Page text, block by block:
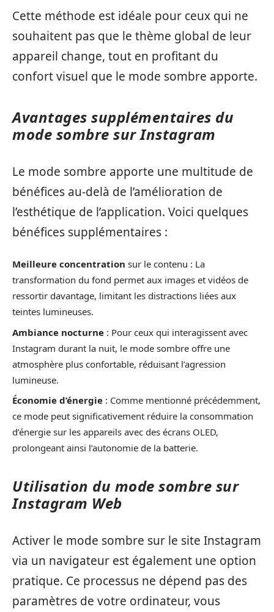
Cette méthode est idéale pour ceux qui ne
souhaitent pas que le thème global de leur
appareil change, tout en profitant du
confort visuel que le mode sombre apporte.
Avantages supplémentaires du
mode sombre sur Instagram
Le mode sombre apporte une multitude de
bénéfices au-delà de l’amélioration de
l’esthétique de l’application. Voici quelques
bénéfices supplémentaires :
Meilleure concentration sur le contenu : La
transformation du fond permet aux images et vidéos de
ressortir davantage, limitant les distractions liées aux
teintes lumineuses.
Ambiance nocturne : Pour ceux qui interagissent avec
Instagram durant la nuit, le mode sombre offre une
atmosphère plus confortable, réduisant l’agression
lumineuse.
Économie d’énergie : Comme mentionné précédemment,
ce mode peut significativement réduire la consommation
d’énergie sur les appareils avec des écrans OLED,
prolongeant ainsi l’autonomie de la batterie.
Utilisation du mode sombre sur
Instagram Web
Activer le mode sombre sur le site Instagram
via un navigateur est également une option
pratique. Ce processus ne dépend pas des
paramètres de votre ordinateur, vous